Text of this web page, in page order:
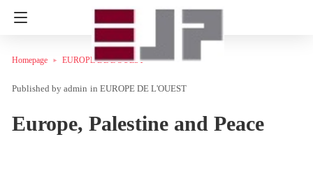
Homepage EUROPE DE L'OUEST
admin in EUROPE DE L'OUEST
Europe, Palestine and Peace